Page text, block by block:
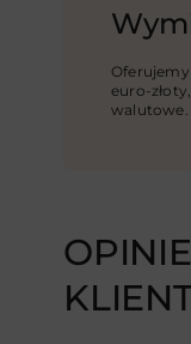
Oferujemy
euro-
walutowe.